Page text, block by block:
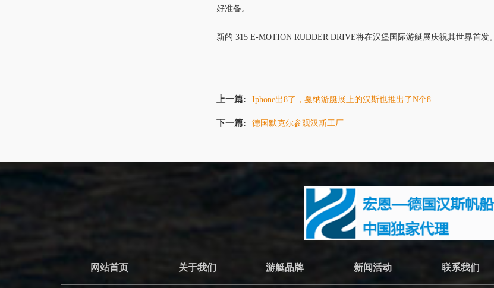
好准备。
新的 315 E-MOTION RUDDER DRIVE将在汉堡 国际游艇展庆祝其世界首发。
上一篇: Iphone出8了，戛纳游艇展上的汉斯也推出了N个8
下一篇: 德国默克尔参观汉斯工厂
网站首页 关于我们 游艇品牌 新闻活动 联系我们